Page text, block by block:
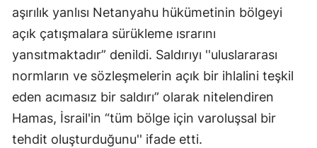
aşırılık yanlısı Netanyahu hükümetinin bölgeyi
açık çatışmalara sürükleme ısrarını
yansıtmaktadır” denildi. Saldırıyı ''uluslararası
normların ve sözleşmelerin açık bir ihlalini teşkil
eden acımasız bir saldırı” olarak nitelendiren
Hamas, İsrail'in “tüm bölge için varoluşsal bir
tehdit oluşturduğunu'' ifade etti.